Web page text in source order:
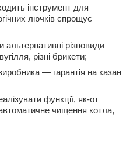
інструмент для
лючків спрощує
різновиди
різні брикети;
— гарантія на казан
функції, як-от
чищення котла,